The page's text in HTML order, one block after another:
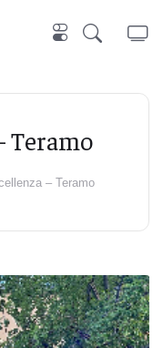
Teramo
– Teramo